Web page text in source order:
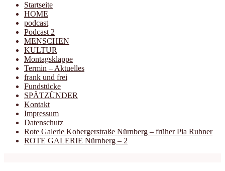
Startseite
HOME
podcast
Podcast 2
MENSCHEN
KULTUR
Montagsklappe
Termin – Aktuelles
frank und frei
Fundstücke
SPÄTZÜNDER
Kontakt
Impressum
Datenschutz
Rote Galerie Kobergerstraße Nürnberg – früher Pia Rubner
ROTE GALERIE Nürnberg – 2